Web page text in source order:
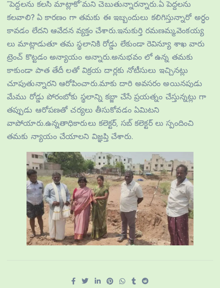
“పెద్దలను కలసి మాట్లాకో”మని చెబుతున్నారన్నారు.ఏ పెద్దలను
కలవాలి? ఏ కారణం గా తమకు ఈ ఇబ్బందులు కలిగిస్తున్నారో అర్ధం
కావడం లేదని ఆవేదన వ్యక్తం చేశారు.ఇనుకుర్తి రమణమ్మ,వెంకయ్య
లు మాట్లాడుతూ తమ స్థలానికి రోడ్డు లేకుండా రెవిన్యూ శాఖ వారు
ట్రెంచ్ కొట్టడం అన్యాయం అన్నారు.అనుభవం లో ఉన్న తమకు
కాకుండా పాత తేదీ లతో విక్రయ దార్లకు నోటీసులు ఇచ్చినట్లు
చూపుతున్నారని ఆరోపించారు.మాకు దారి అవసరం అయినపుడు
మేము రోడ్డు పోరంబోకు స్థలాన్ని కబ్జా చేసే ప్రయత్నం చేస్తున్నట్లు గా
తప్పుడు ఆరోపణతో చర్యలు తీసుకోవడం ఏమిటని
వాపోయారు.ఉన్నతాధికారులు కలెక్టర్, సబ్ కలెక్టర్ లు స్పందించి
తమకు న్యాయం చేయాలని విజ్ఞప్తి చేశారు.